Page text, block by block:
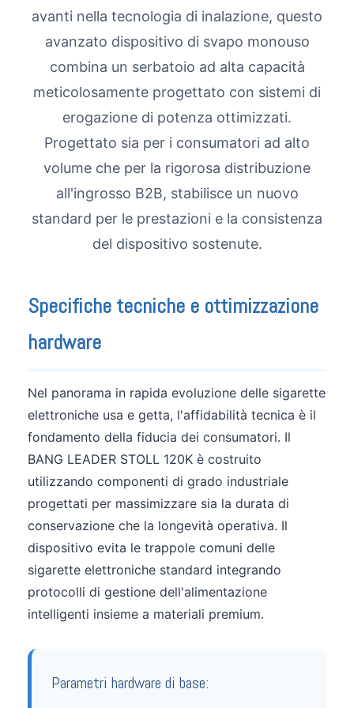
avanti nella tecnologia di inalazione, questo
avanzato dispositivo di svapo monouso
combina un serbatoio ad alta capacità
meticolosamente progettato con sistemi di
erogazione di potenza ottimizzati.
Progettato sia per i consumatori ad alto
volume che per la rigorosa distribuzione
all'ingrosso B2B, stabilisce un nuovo
standard per le prestazioni e la consistenza
del dispositivo sostenute.
Specifiche tecniche e ottimizzazione
hardware
Nel panorama in rapida evoluzione delle sigarette
elettroniche usa e getta, l'affidabilità tecnica è il
fondamento della fiducia dei consumatori. Il
BANG LEADER STOLL 120K è costruito
utilizzando componenti di grado industriale
progettati per massimizzare sia la durata di
conservazione che la longevità operativa. Il
dispositivo evita le trappole comuni delle
sigarette elettroniche standard integrando
protocolli di gestione dell'alimentazione
intelligenti insieme a materiali premium.
Parametri hardware di base: